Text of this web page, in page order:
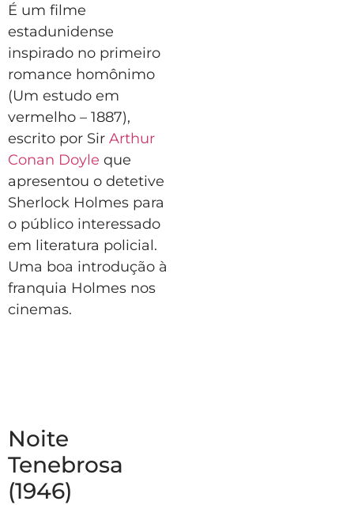
É um filme
estadunidense
inspirado no primeiro
romance homônimo
(Um estudo em
vermelho – 1887),
escrito por Sir Arthur
Conan Doyle que
apresentou o detetive
Sherlock Holmes para
o público interessado
em literatura policial.
Uma boa introdução à
franquia Holmes nos
cinemas.
Noite
Tenebrosa
(1946)